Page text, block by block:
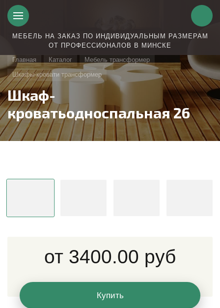
МЕБЕЛЬ НА ЗАКАЗ ПО ИНДИВИДУАЛЬНЫМ РАЗМЕРАМ
ОТ ПРОФЕССИОНАЛОВ В МИНСКЕ
Главная
Каталог
Мебель трансформер
Шкафы-кровати трансформер
Шкаф-
кроватьодноспальная 26
от 3400.00 руб
Купить